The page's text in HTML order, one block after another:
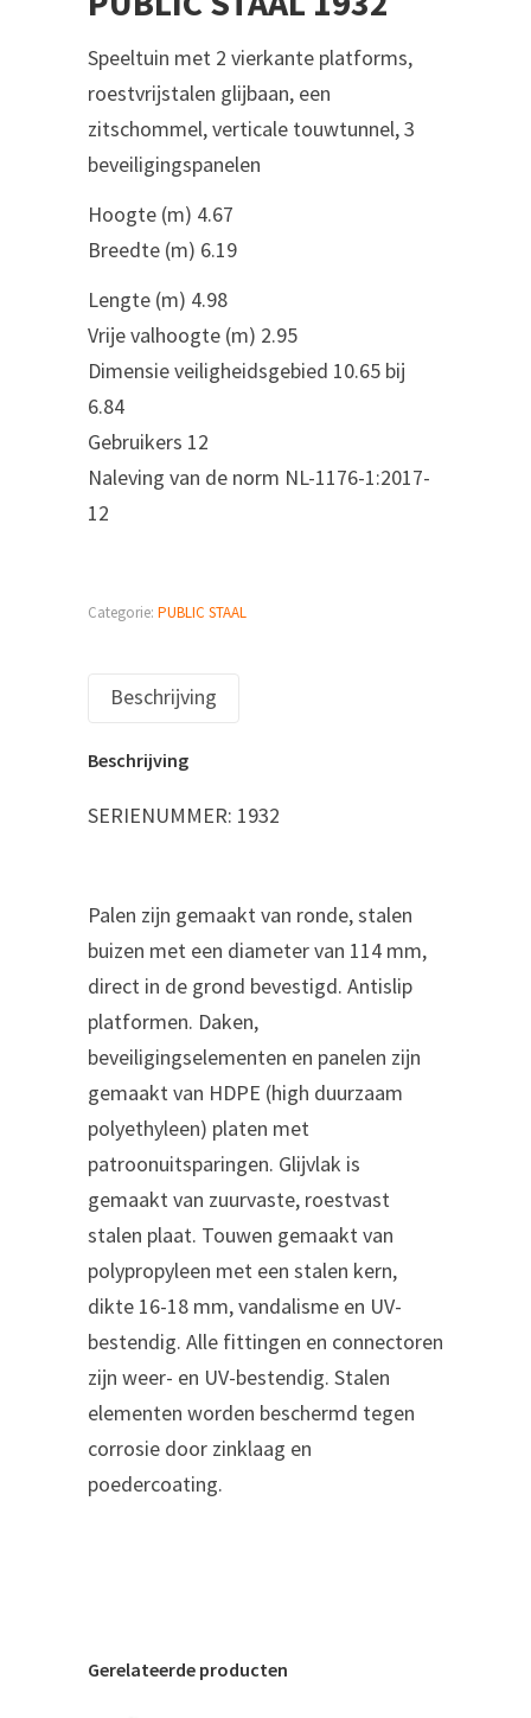
‎‎‎Speeltuin met 2 vierkante platforms,
roestvrijstalen glijbaan, een
zitschommel, verticale touwtunnel, 3
beveiligingspanelen
‎‎Hoogte (m)‎ 4.67
‎Breedte (m)‎ 6.19
‎Lengte (m)‎ 4.98
‎Vrije valhoogte (m)‎ 2.95
‎Dimensie veiligheidsgebied‎ 10.65 bij
6.84
‎Gebruikers‎ 12
‎Naleving van de norm‎ ‎NL-1176-1:2017-
12‎
Categorie: PUBLIC STAAL
Beschrijving
Beschrijving
SERIENUMMER: 1932
Palen zijn gemaakt van ronde, stalen
buizen met een diameter van 114 mm,
direct in de grond bevestigd. Antislip
platformen. Daken,
beveiligingselementen en panelen zijn
gemaakt van HDPE (high duurzaam
polyethyleen) platen met
patroonuitsparingen. Glijvlak is
gemaakt van zuurvaste, roestvast
stalen plaat. Touwen gemaakt van
polypropyleen met een stalen kern,
dikte 16-18 mm, vandalisme en UV-
bestendig. Alle fittingen en connectoren
zijn weer- en UV-bestendig. Stalen
elementen worden beschermd tegen
corrosie door zinklaag en
poedercoating.
Gerelateerde producten